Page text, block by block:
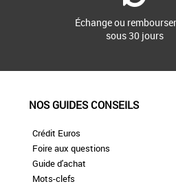
Échange ou
sous 30 jours
NOS GUIDES CONSEILS
Crédit Euros
Foire aux questions
Guide d'achat
Mots-clefs